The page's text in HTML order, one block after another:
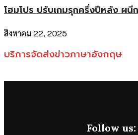
โฮมโปร ปรับเกมรุกครึ่งปีหลัง ผนึก
สิงหาคม 22, 2025
บริการจัดส่งข่าวภาษาอังกฤษ
Follow us: